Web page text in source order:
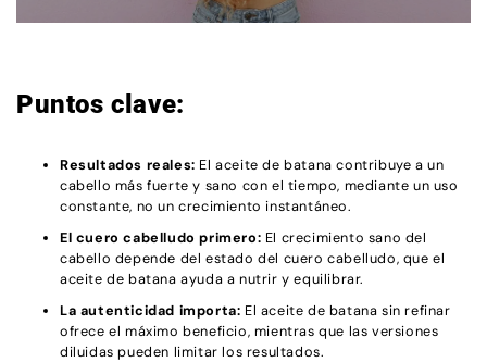
Puntos clave:
Resultados reales: El aceite de batana contribuye a un
cabello más fuerte y sano con el tiempo, mediante un uso
constante, no un crecimiento instantáneo.
El cuero cabelludo primero: El crecimiento sano del
cabello depende del estado del cuero cabelludo, que el
aceite de batana ayuda a nutrir y equilibrar.
La autenticidad importa: El aceite de batana sin refinar
ofrece el máximo beneficio, mientras que las versiones
diluidas pueden limitar los resultados.